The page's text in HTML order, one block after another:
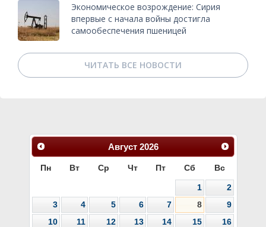
Экономическое возрождение: Сирия
впервые с начала войны достигла
самообеспечения пшеницей
ЧИТАТЬ ВСЕ НОВОСТИ
Август 2026
Пн Вт Ср Чт Пт Сб Вс
1
2
3
4 5 6 7 8
9
10
11 12 13 14 15
16